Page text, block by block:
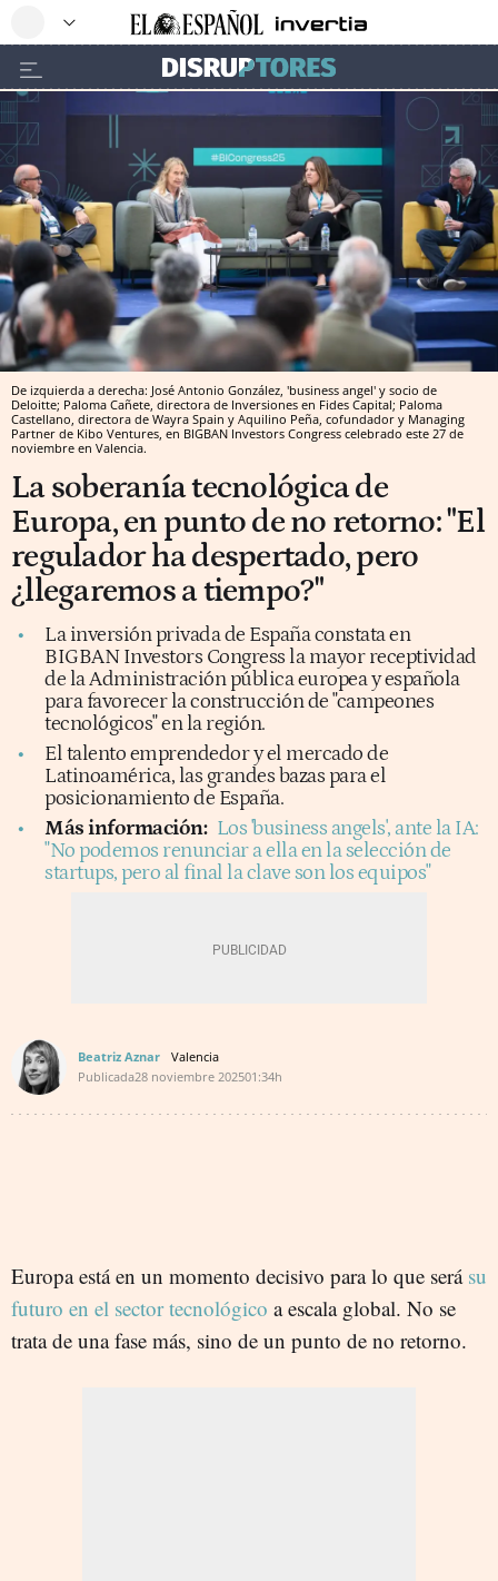
De izquierda a derecha: José Antonio González, 'business angel' y socio de
Deloitte; Paloma Cañete, directora de Inversiones en Fides Capital; Paloma
Castellano, directora de Wayra Spain y Aquilino Peña, cofundador y Managing
Partner de Kibo Ventures, en BIGBAN Investors Congress celebrado este 27 de
noviembre en Valencia.
La soberanía tecnológica de
Europa, en punto de no retorno: "El
regulador ha despertado, pero
¿llegaremos a tiempo?"
La inversión privada de España constata en
BIGBAN Investors Congress la mayor receptividad
de la Administración pública europea y española
para favorecer la construcción de "campeones
tecnológicos" en la región.
El talento emprendedor y el mercado de
Latinoamérica, las grandes bazas para el
posicionamiento de España.
Más información: Los 'business angels', ante la IA:
"No podemos renunciar a ella en la selección de
startups, pero al final la clave son los equipos"
Beatriz Aznar
Valencia
Publicada28 noviembre 202501:34h
Europa está en un momento decisivo para lo que será su
futuro en el sector tecnológico a escala global. No se
trata de una fase más, sino de un punto de no retorno.